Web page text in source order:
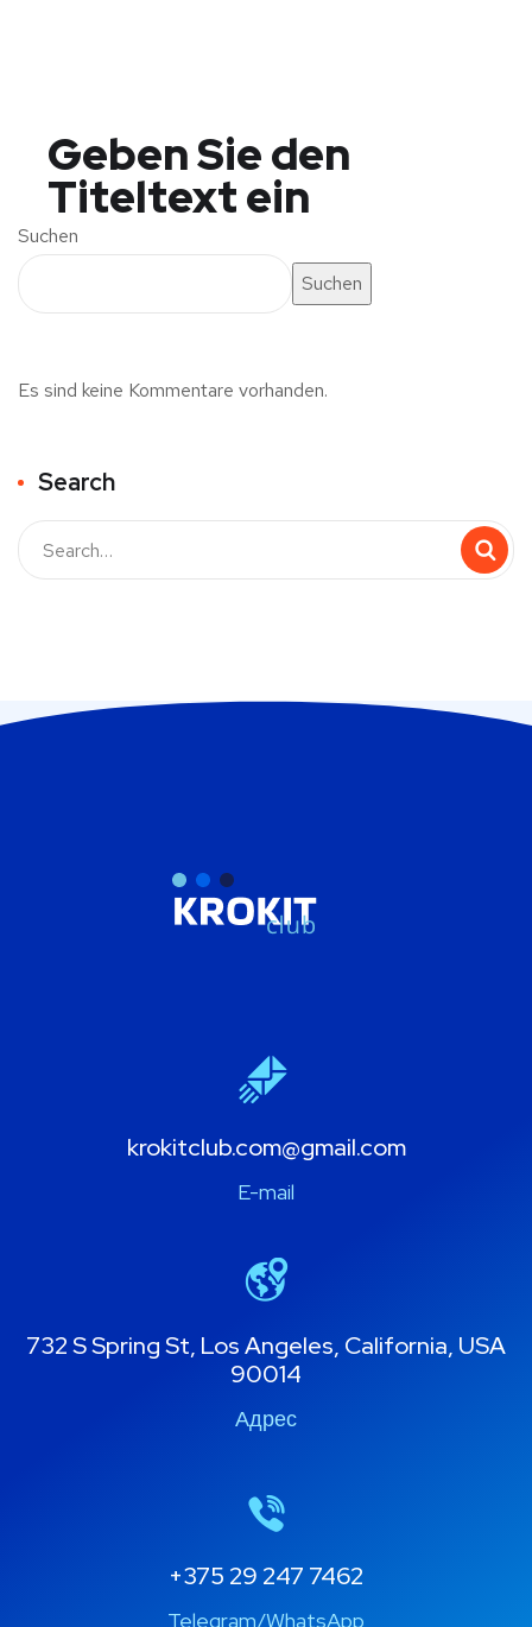
Geben Sie den
Titeltext ein
Suchen
Suchen
Es sind keine Kommentare vorhanden.
Search
krokitclub.com@gmail.com
E-mail
732 S Spring St, Los Angeles, California, USA
90014
Адрес
+375 29 247 7462
Telegram/WhatsApp